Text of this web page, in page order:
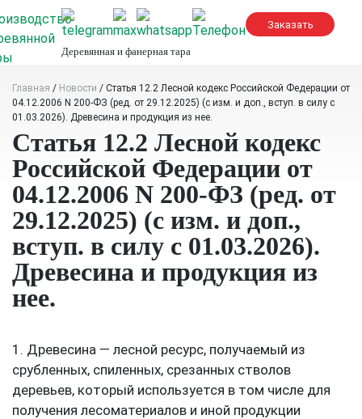
to
content
Деревянная и фанерная тара
Главная / Новости / Статья 12.2 Лесной кодекс Российской Федерации от
04.12.2006 N 200-ФЗ (ред. от 29.12.2025) (с изм. и доп., вступ. в силу с
01.03.2026). Древесина и продукция из нее.
Статья 12.2 Лесной кодекс
Российской Федерации от
04.12.2006 N 200-ФЗ (ред. от
29.12.2025) (с изм. и доп.,
вступ. в силу с 01.03.2026).
Древесина и продукция из
нее.
1. Древесина — лесной ресурс, получаемый из
срубленных, спиленных, срезанных стволов
деревьев, который используется в том числе для
получения лесоматериалов и иной продукции